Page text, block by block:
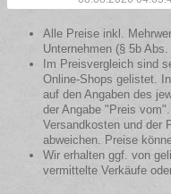
Alle Preise inkl.
Unternehmen (§ 5b
Im Preisvergleich sind
Online-Shops gelistet.
auf den Angaben des
der Angabe "Preis
Versandkosten und der
abweichen. Preise
Wir erhalten ggf. von
vermittelte Verkäufe